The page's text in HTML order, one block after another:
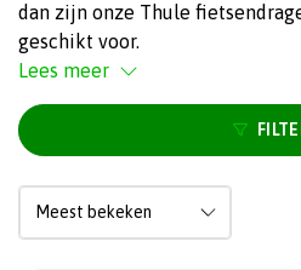
dan zijn onze Thule
geschikt voor.
Lees meer